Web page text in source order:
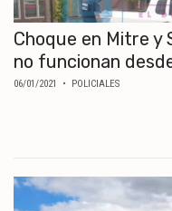
Choque en Mitre y
no funcionan
06/01/2021 • POLICIALES